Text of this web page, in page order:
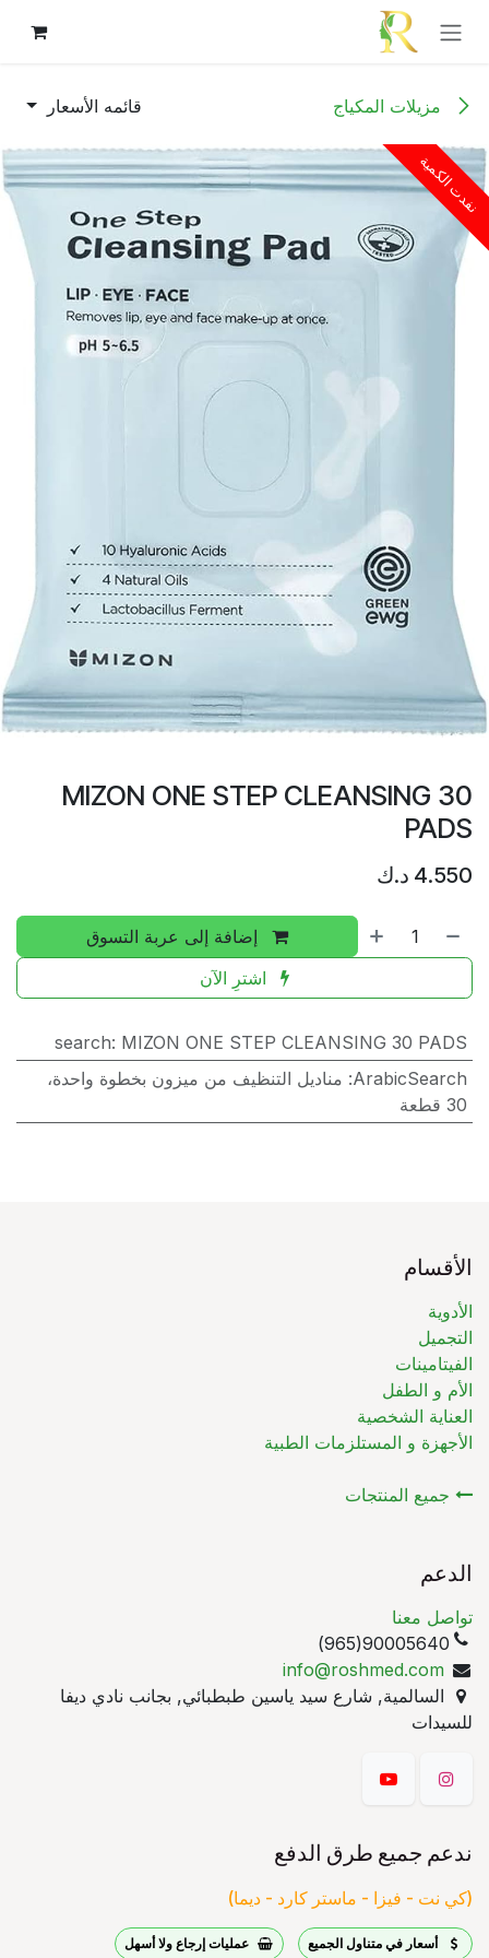
تخطي للذهاب إلى المحتوى
مزيلات المكياج قائمه الأسعار
نفدت الكمية
MIZON ONE STEP CLEANSING 30
PADS
4.550 د.ك
إضافة إلى عربة التسوق
اشترِ الآن
search: MIZON ONE STEP CLEANSING 30 PADS
ArabicSearch
: مناديل التنظيف من ميزون بخطوة واحدة،
30 قطعة
الأقسام
الأدوية
التجميل
الفيتامينات
الأم و الطفل
العناية الشخصية
الأجهزة و المستلزمات الطبية
جميع المنتجات
الدعم
تواصل معنا
90005640(965)
info@roshmed.com
السالمية, شارع سيد ياسين طبطبائي, بجانب نادي ديفا
للسيدات
ندعم جميع طرق الدفع
(كي نت - فيزا - ماستر كارد - ديما)
أسعار في متناول الجميع عمليات إرجاع ولا أسهل